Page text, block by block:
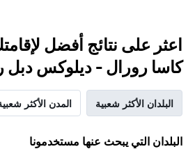
اعثر على نتائج أفضل
كاسا رورال - ديلوكس دبل
البلدان الأكثر شعبية المدن الأكثر
البلدان التي يبحث عنها مستخدمونا